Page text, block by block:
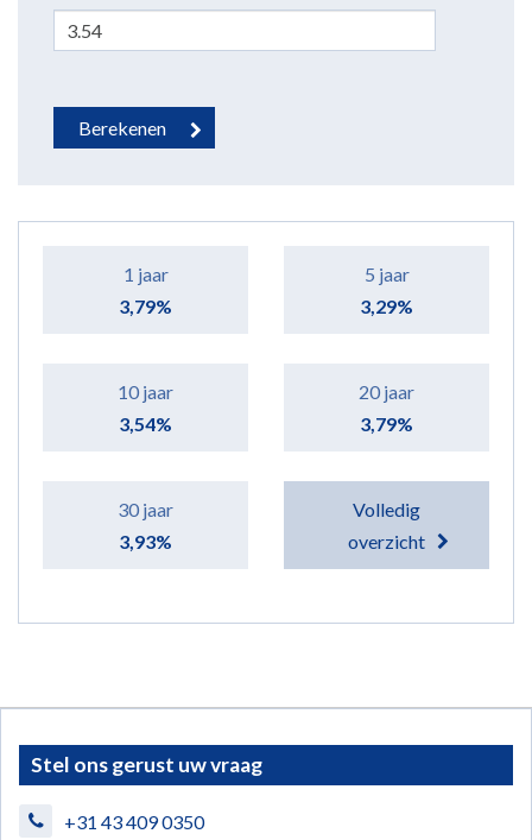
1 jaar
3,79%
5 jaar
3,29%
10 jaar
3,54%
20 jaar
3,79%
30 jaar
3,93%
Volledig
overzicht
Stel ons gerust uw vraag
+31 43 409 0350